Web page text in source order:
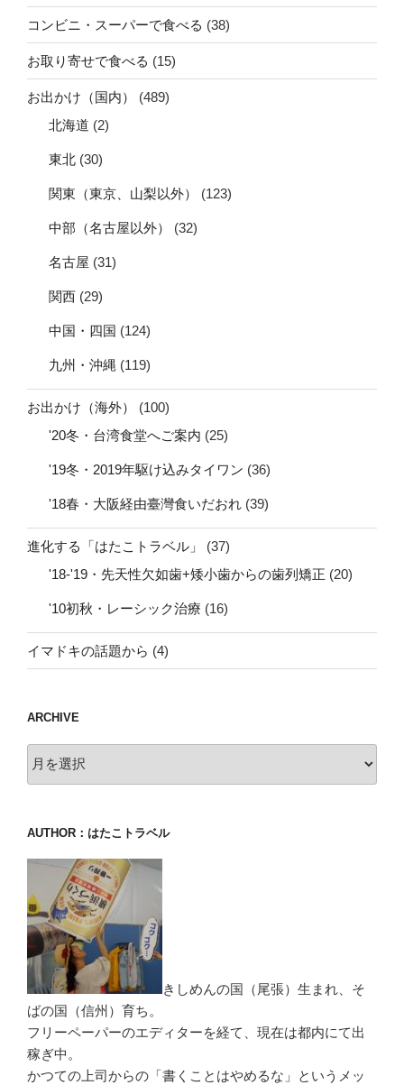
コンビニ・スーパーで食べる (38)
お取り寄せで食べる (15)
お出かけ（国内）
(489)
北海道 (2)
東北 (30)
関東（東京、山梨以外） (123)
中部（名古屋以外） (32)
名古屋 (31)
関西 (29)
中国・四国 (124)
九州・沖縄 (119)
お出かけ（海外）
(100)
'20冬・台湾食堂へご案内 (25)
'19冬・2019年駆け込みタイワン (36)
'18春・大阪経由臺灣食いだおれ (39)
進化する「はたこトラベル」
(37)
'18-'19・先天性欠如歯+矮小歯からの歯列矯正 (20)
'10初秋・レーシック治療 (16)
イマドキの話題から (4)
ARCHIVE
AUTHOR：はたこトラベル
きしめんの国（尾張）生まれ、そ
ばの国（信州）育ち。
フリーペーパーのエディターを経て、現在は都内にて出
稼ぎ中。
かつての上司からの「書くことはやめるな」というメッ